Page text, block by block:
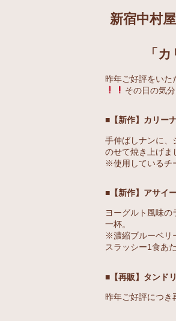
新宿中村
「
昨年ご好評をいた
その日の気
■【新作】カリー
手伸ばしナンに、
のせて焼き上げま
※使用しているチ
■【新作】アサイ
ヨーグルト風味
一杯。
※濃縮ブルーベリ
スラッシー1食あた
■【再販】タンド
昨年ご好評につき